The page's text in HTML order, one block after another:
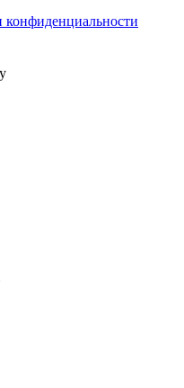
конфиденциальности